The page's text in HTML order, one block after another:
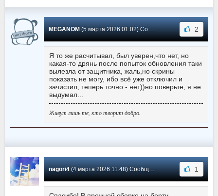
MEGANOM(5 марта 2026 01:02) Сообщение #10 2
Я то же расчитывал, был уверен,что нет, но
какая-то дрянь после попыток обновления таки
вылезла от защитника, жаль,но скрины
показать не могу, ибо всё уже отключил и
зачистил, теперь точно - нет))но поверьте, я не
выдумал...
Живут лишь те, кто творит добро.
nagori4(4 марта 2026 11:48) Сообщение #9 1